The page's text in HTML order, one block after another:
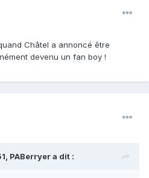
Châtel a annoncé être
devenu un fan boy !
PABerryera dit :